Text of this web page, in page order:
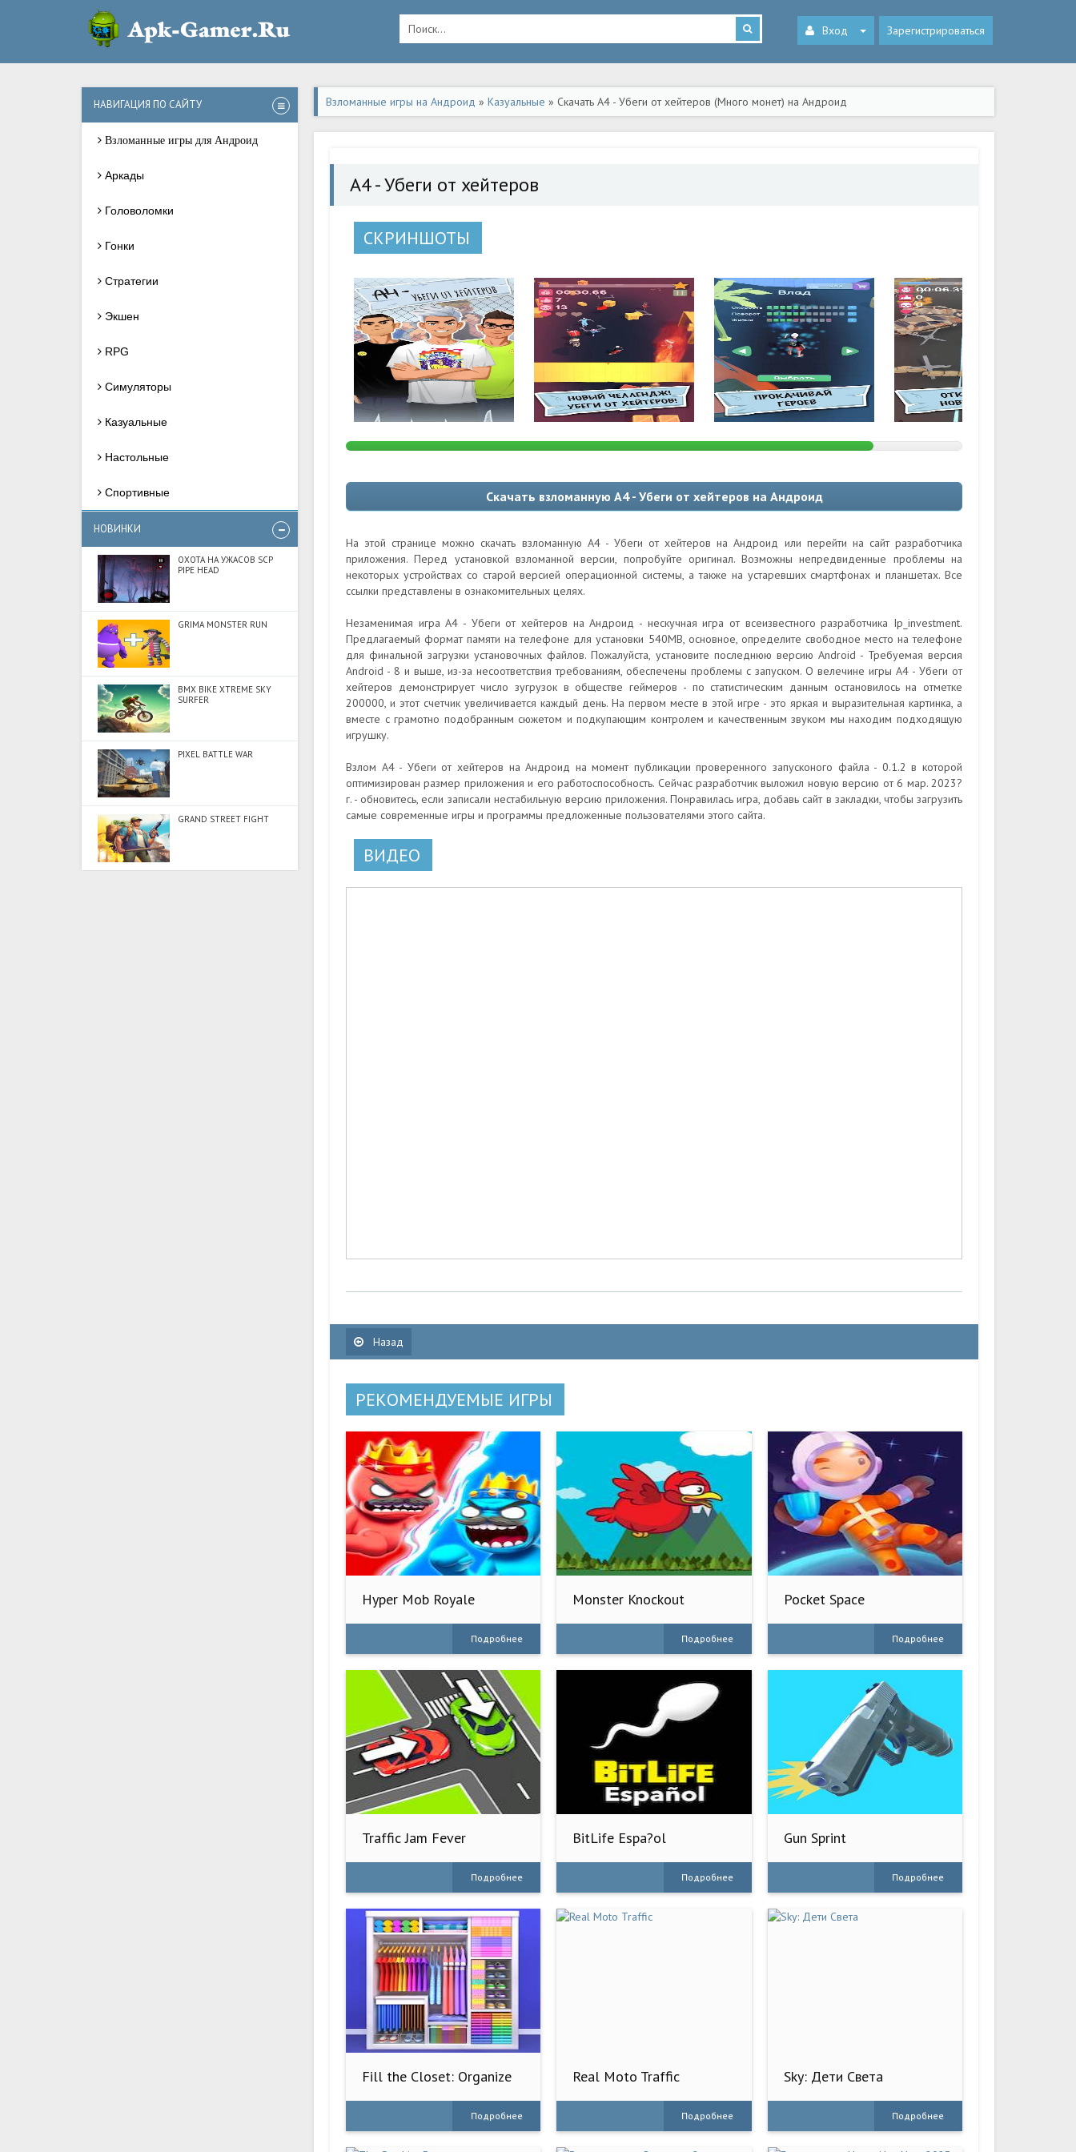
Вход Зарегистрироваться
НАВИГАЦИЯ ПО САЙТУ
Взломанные игры для Андроид
Аркады
Головоломки
Гонки
Стратегии
Экшен
RPG
Симуляторы
Казуальные
Настольные
Спортивные
НОВИНКИ
ОХОТА НА УЖАСОВ SCP
PIPE HEAD
GRIMA MONSTER RUN
BMX BIKE XTREME SKY
SURFER
PIXEL BATTLE WAR
GRAND STREET FIGHT
Взломанные игры на Андроид » Казуальные » Скачать А4 - Убеги от хейтеров (Много монет) на Андроид
А4 - Убеги от хейтеров
СКРИНШОТЫ
Скачать взломанную А4 - Убеги от хейтеров на Андроид
На этой странице можно скачать взломанную А4 - Убеги от хейтеров на Андроид или перейти на сайт разработчика
приложения. Перед установкой взломанной версии, попробуйте оригинал. Возможны непредвиденные проблемы на
некоторых устройствах со старой версией операционной системы, а также на устаревших смартфонах и планшетах. Все
ссылки представлены в ознакомительных целях.
Незаменимая игра А4 - Убеги от хейтеров на Андроид - нескучная игра от всеизвестного разработчика Ip_investment.
Предлагаемый формат памяти на телефоне для установки 540MB, основное, определите свободное место на телефоне
для финальной загрузки установочных файлов. Пожалуйста, установите последнюю версию Android - Требуемая версия
Android - 8 и выше, из-за несоответствия требованиям, обеспечены проблемы с запуском. О велечине игры А4 - Убеги от
хейтеров демонстрирует число зугрузок в обществе геймеров - по статистическим данным остановилось на отметке
200000, и этот счетчик увеличивается каждый день. На первом месте в этой игре - это яркая и выразительная картинка, а
вместе с грамотно подобранным сюжетом и подкупающим контролем и качественным звуком мы находим подходящую
игрушку.
Взлом А4 - Убеги от хейтеров на Андроид на момент публикации проверенного запусконого файла - 0.1.2 в которой
оптимизирован размер приложения и его работоспособность. Сейчас разработчик выложил новую версию от 6 мар. 2023?
г. - обновитесь, если записали нестабильную версию приложения. Понравилась игра, добавь сайт в закладки, чтобы загрузить
самые современные игры и программы предложенные пользователями этого сайта.
ВИДЕО
Назад
РЕКОМЕНДУЕМЫЕ ИГРЫ
Hyper Mob Royale
Подробнее
Monster Knockout
Подробнее
Pocket Space
Подробнее
Traffic Jam Fever
Подробнее
BitLife Espa?ol
Подробнее
Gun Sprint
Подробнее
Fill the Closet: Organize
Подробнее
Real Moto Traffic
Подробнее
Sky: Дети Света
Подробнее